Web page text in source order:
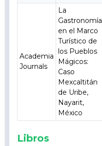
Academia
Journals
La
Gastronomía
en el Marco
Turístico de
los Pueblos
Mágicos:
Caso
Mexcaltitán
de Uribe,
Nayarit,
México
Libros